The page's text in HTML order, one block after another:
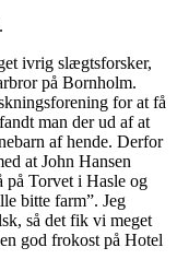
ivrig slægtsforsker,
på Bornholm.
for at få
man der ud af at
af hende. Derfor
at John Hansen
på Torvet i Hasle og
bitte farm”. Jeg
så det fik vi meget
god frokost på Hotel